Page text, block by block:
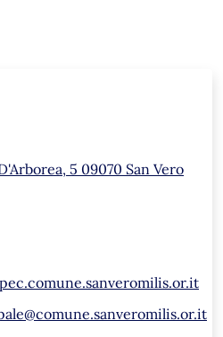
5 09070 San Vero